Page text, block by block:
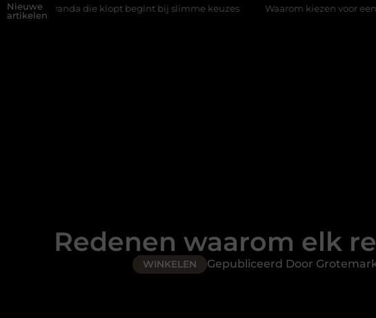
Nieuwe
artikelen
die klopt begint bij slimme keuzes Waarom kiezen voor een rijschool in
Redenen waarom elk
WINKELEN Gepubliceerd Door